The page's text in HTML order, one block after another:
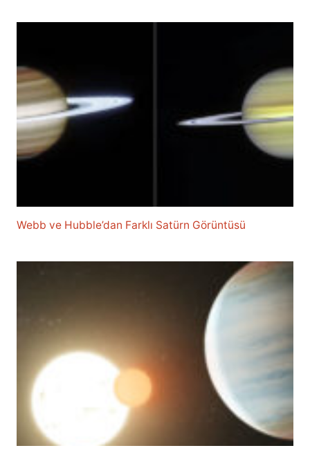
Webb ve Hubble’dan Farklı Satürn Görüntüsü